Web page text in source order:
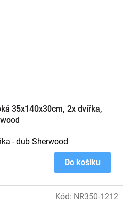
35x140x30cm, 2x dvířka,
Do košíku
- dub Sherwood
Kód: NR350-1212